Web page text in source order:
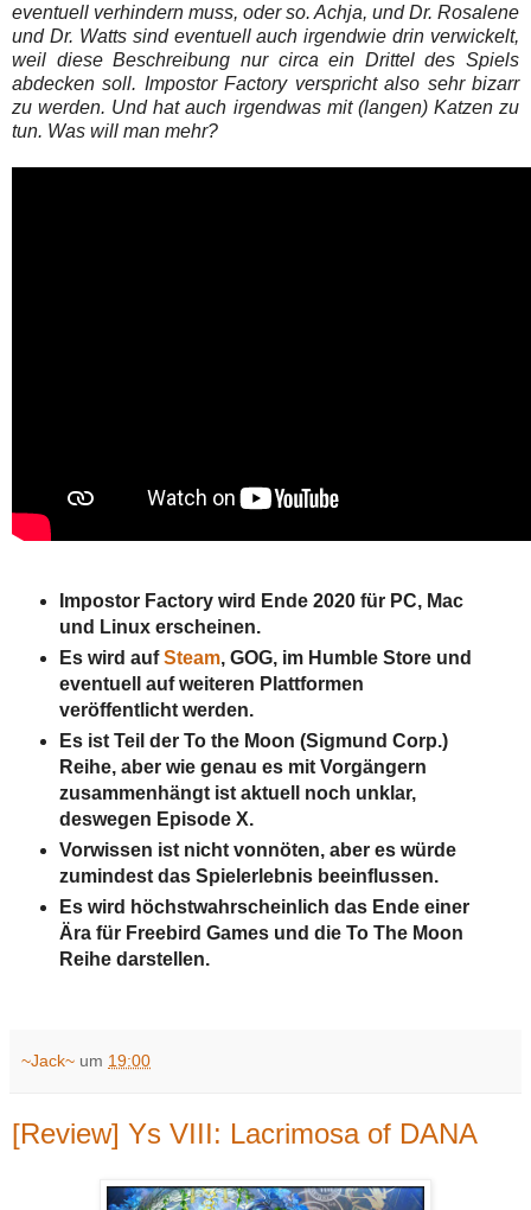
eventuell verhindern muss, oder so. Achja, und Dr. Rosalene
und Dr. Watts sind eventuell auch irgendwie drin verwickelt,
weil diese Beschreibung nur circa ein Drittel des Spiels
abdecken soll. Impostor Factory verspricht also sehr bizarr
zu werden. Und hat auch irgendwas mit (langen) Katzen zu
tun. Was will man mehr?
Impostor Factory wird Ende 2020 für PC, Mac
und Linux erscheinen.
Es wird aufSteam, GOG, im Humble Store und
eventuell auf weiteren Plattformen
veröffentlicht werden.
Es ist Teil der To the Moon (Sigmund Corp.)
Reihe, aber wie genau es mit Vorgängern
zusammenhängt ist aktuell noch unklar,
deswegen Episode X.
Vorwissen ist nicht vonnöten, aber es würde
zumindest das Spielerlebnis beeinflussen.
Es wird höchstwahrscheinlich das Ende einer
Ära für Freebird Games und die To The Moon
Reihe darstellen.
~Jack~ um 19:00
[Review] Ys VIII: Lacrimosa of DANA